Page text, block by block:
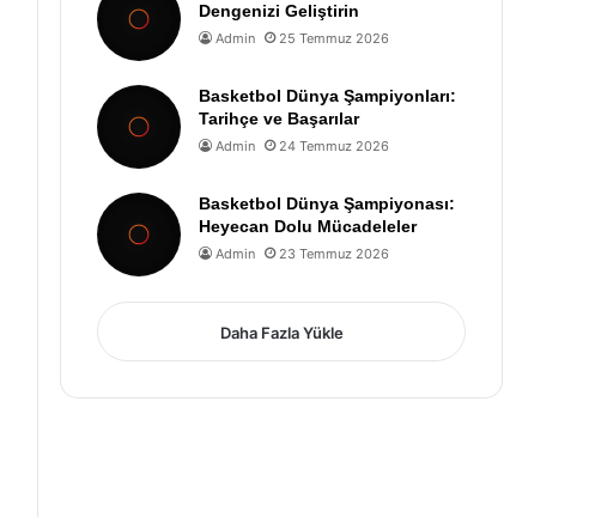
Dengenizi Geliştirin
Admin 25 Temmuz 2026
Basketbol Dünya Şampiyonları:
Tarihçe ve Başarılar
Admin 24 Temmuz 2026
Basketbol Dünya Şampiyonası:
Heyecan Dolu Mücadeleler
Admin 23 Temmuz 2026
Daha Fazla Yükle